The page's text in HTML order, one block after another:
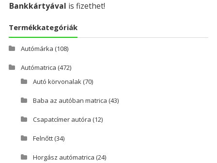
Bankkártyával is fizethet!
Termékkategóriák
Autómárka (108)
Autómatrica (472)
Autó körvonalak(70)
Baba az autóban matrica (43)
Csapatcímer autóra (12)
Felnőtt(34)
Horgász autómatrica (24)